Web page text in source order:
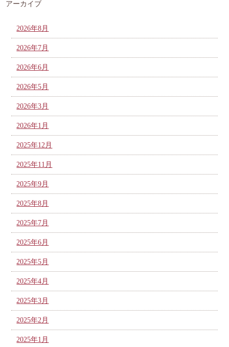
アーカイブ
2026年8月
2026年7月
2026年6月
2026年5月
2026年3月
2026年1月
2025年12月
2025年11月
2025年9月
2025年8月
2025年7月
2025年6月
2025年5月
2025年4月
2025年3月
2025年2月
2025年1月